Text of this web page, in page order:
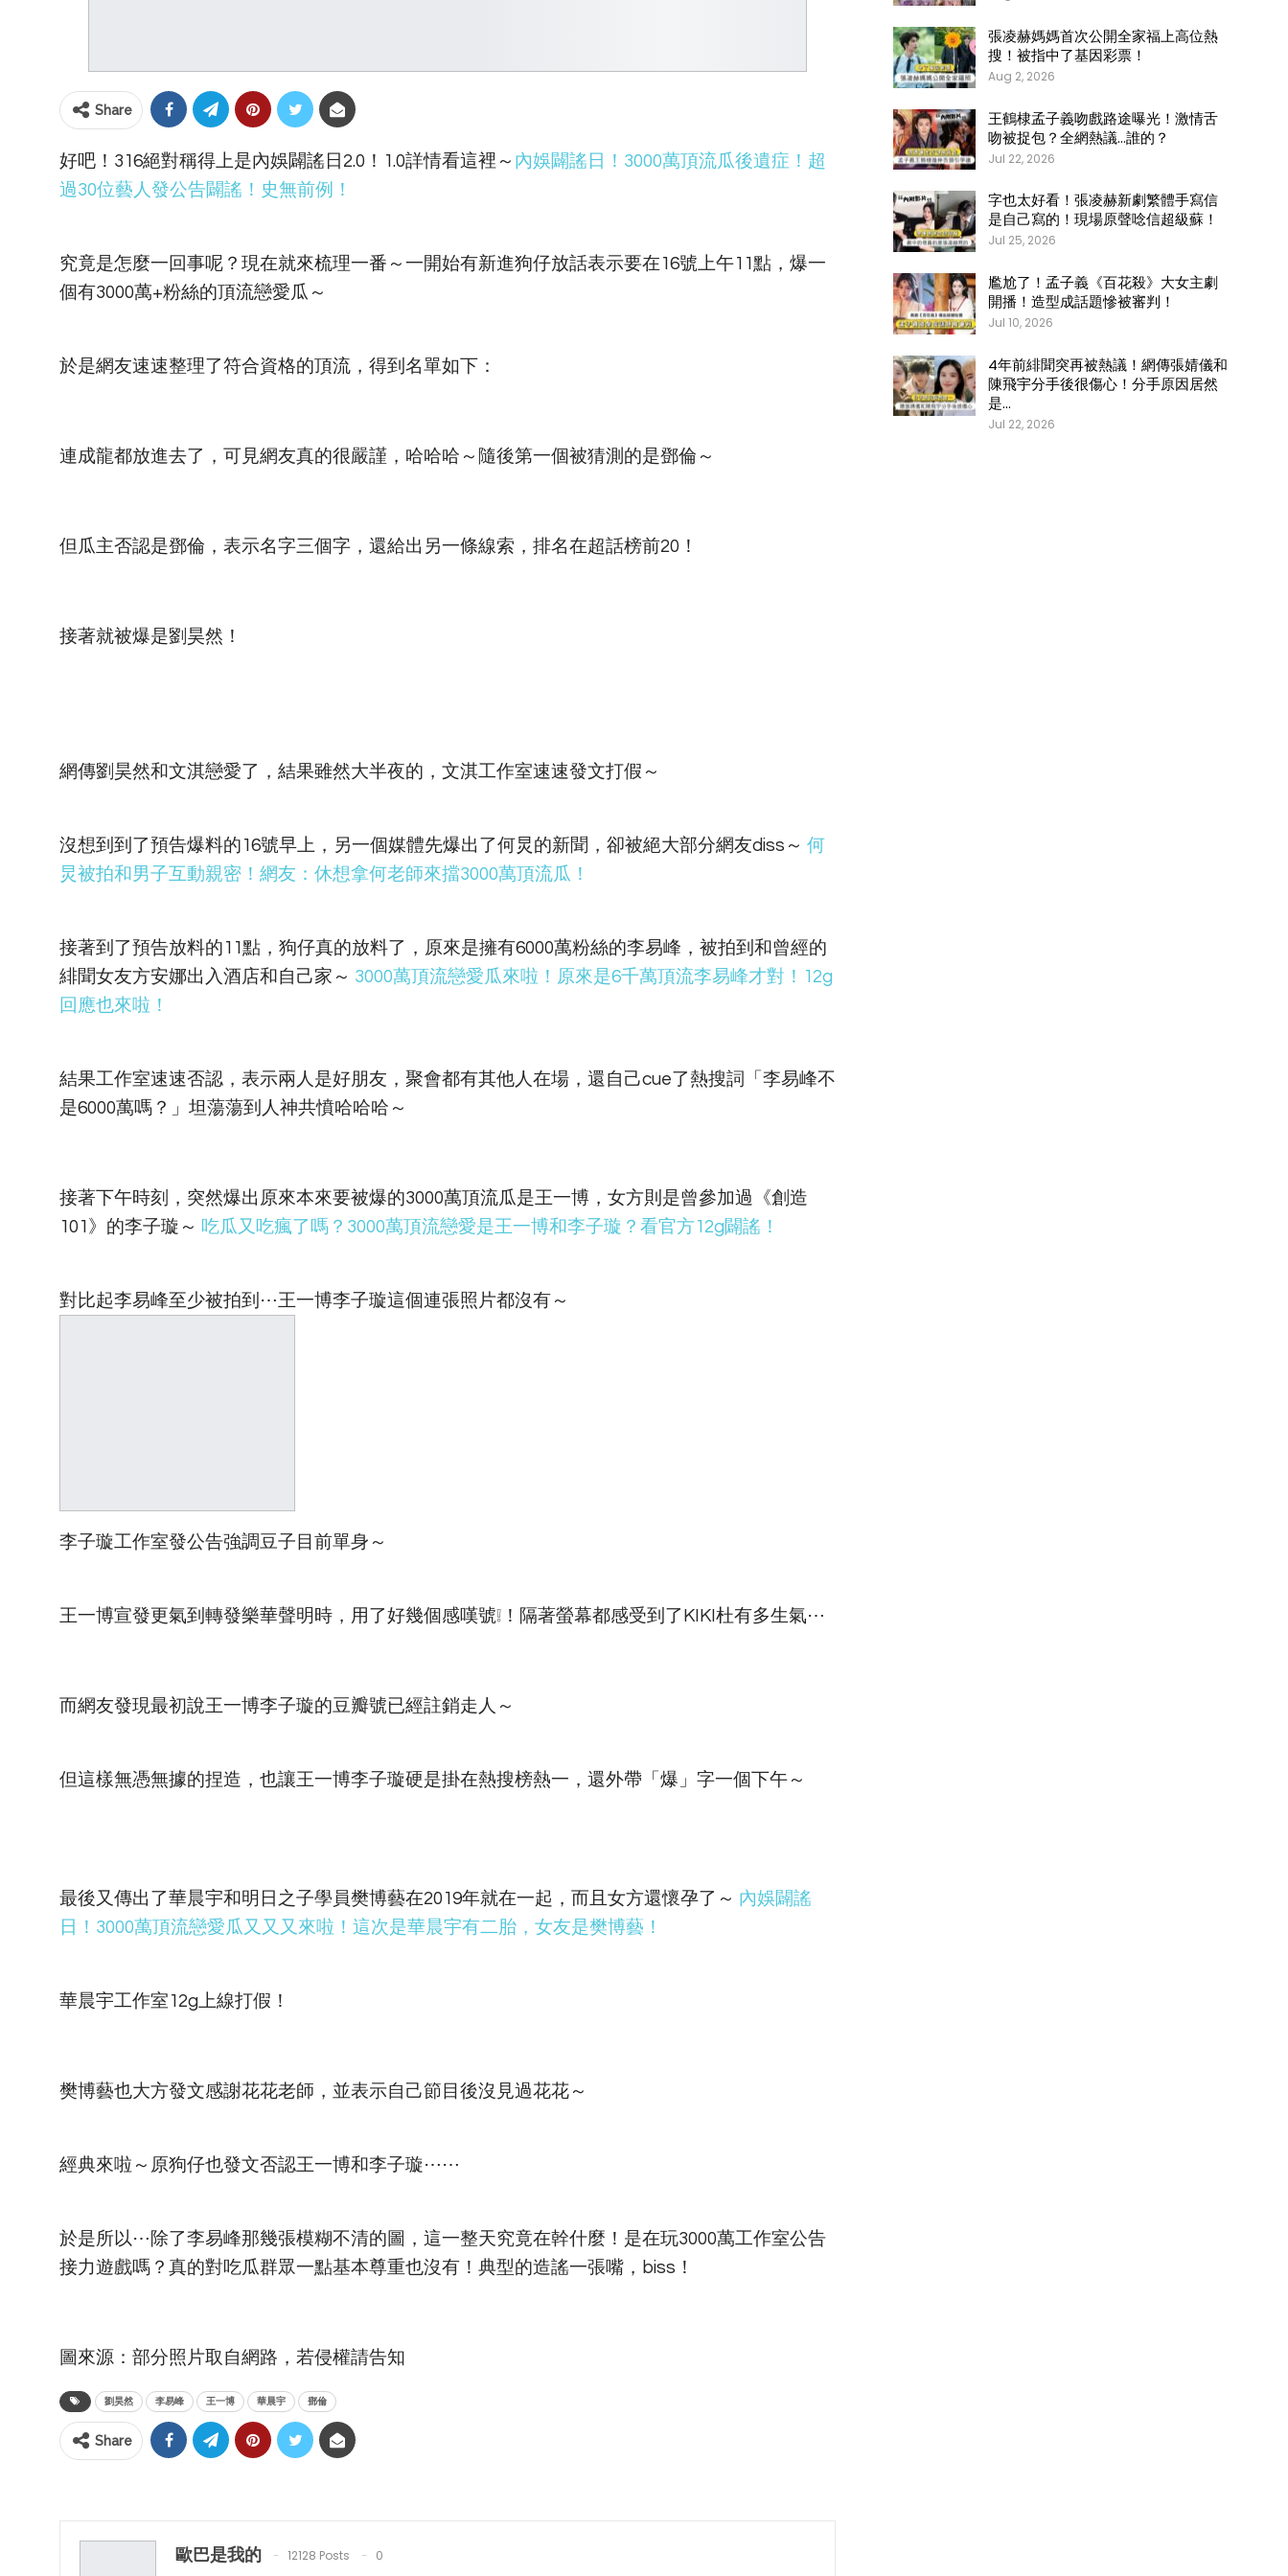
Share
好吧！316絕對稱得上是內娛闢謠日2.0！1.0詳情看這裡～ 內娛闢謠日！3000萬頂流瓜後遺症！超
過30位藝人發公告闢謠！史無前例！
究竟是怎麼一回事呢？現在就來梳理一番～一開始有新進狗仔放話表示要在16號上午11點，爆一
個有3000萬+粉絲的頂流戀愛瓜～
於是網友速速整理了符合資格的頂流，得到名單如下：
連成龍都放進去了，可見網友真的很嚴謹，哈哈哈～隨後第一個被猜測的是鄧倫～
但瓜主否認是鄧倫，表示名字三個字，還給出另一條線索，排名在超話榜前20！
接著就被爆是劉昊然！
網傳劉昊然和文淇戀愛了，結果雖然大半夜的，文淇工作室速速發文打假～
沒想到到了預告爆料的16號早上，另一個媒體先爆出了何炅的新聞，卻被絕大部分網友diss～ 何
炅被拍和男子互動親密！網友：休想拿何老師來擋3000萬頂流瓜！
接著到了預告放料的11點，狗仔真的放料了，原來是擁有6000萬粉絲的李易峰，被拍到和曾經的
緋聞女友方安娜出入酒店和自己家～ 3000萬頂流戀愛瓜來啦！原來是6千萬頂流李易峰才對！12g
回應也來啦！
結果工作室速速否認，表示兩人是好朋友，聚會都有其他人在場，還自己cue了熱搜詞「李易峰不
是6000萬嗎？」坦蕩蕩到人神共憤哈哈哈～
接著下午時刻，突然爆出原來本來要被爆的3000萬頂流瓜是王一博，女方則是曾參加過《創造
101》的李子璇～ 吃瓜又吃瘋了嗎？3000萬頂流戀愛是王一博和李子璇？看官方12g闢謠！
對比起李易峰至少被拍到⋯王一博李子璇這個連張照片都沒有～
李子璇工作室發公告強調豆子目前單身～
王一博宣發更氣到轉發樂華聲明時，用了好幾個感嘆號❕！隔著螢幕都感受到了KIKI杜有多生氣⋯
而網友發現最初說王一博李子璇的豆瓣號已經註銷走人～
但這樣無憑無據的捏造，也讓王一博李子璇硬是掛在熱搜榜熱一，還外帶「爆」字一個下午～
最後又傳出了華晨宇和明日之子學員樊博藝在2019年就在一起，而且女方還懷孕了～ 內娛闢謠
日！3000萬頂流戀愛瓜又又又來啦！這次是華晨宇有二胎，女友是樊博藝！
華晨宇工作室12g上線打假！
樊博藝也大方發文感謝花花老師，並表示自己節目後沒見過花花～
經典來啦～原狗仔也發文否認王一博和李子璇⋯⋯
於是所以⋯除了李易峰那幾張模糊不清的圖，這一整天究竟在幹什麼！是在玩3000萬工作室公告
接力遊戲嗎？真的對吃瓜群眾一點基本尊重也沒有！典型的造謠一張嘴，biss！
圖來源：部分照片取自網路，若侵權請告知
劉昊然 李易峰 王一博 華晨宇 鄧倫
Share
歐巴是我的 12128 Posts 0
張凌赫媽媽首次公開全家福上高位熱
搜！被指中了基因彩票！
Aug 2, 2026
王鶴棣孟子義吻戲路途曝光！激情舌
吻被捉包？全網熱議…誰的？
Jul 22, 2026
字也太好看！張凌赫新劇繁體手寫信
是自己寫的！現場原聲唸信超級蘇！
Jul 25, 2026
尷尬了！孟子義《百花殺》大女主劇
開播！造型成話題慘被審判！
Jul 10, 2026
4年前緋聞突再被熱議！網傳張婧儀和
陳飛宇分手後很傷心！分手原因居然
是…
Jul 22, 2026